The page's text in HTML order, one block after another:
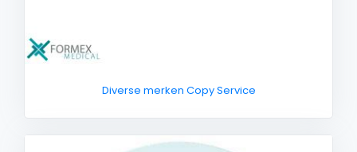
Diverse merken Copy Service